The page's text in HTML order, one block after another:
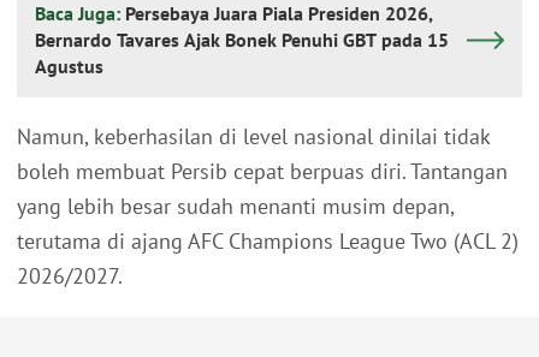
Baca Juga: Persebaya Juara Piala Presiden 2026,
Bernardo Tavares Ajak Bonek Penuhi GBT pada 15
Agustus
Namun, keberhasilan di level nasional dinilai tidak
boleh membuat Persib cepat berpuas diri. Tantangan
yang lebih besar sudah menanti musim depan,
terutama di ajang AFC Champions League Two (ACL 2)
2026/2027.